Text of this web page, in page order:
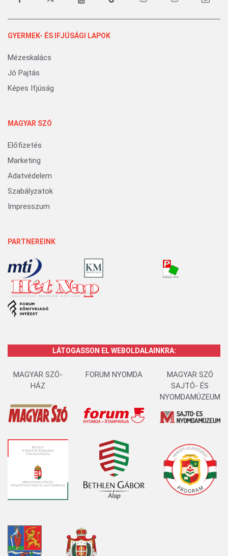
GYERMEK- ÉS IFJÚSÁGI LAPOK
Mézeskalács
Jó Pajtás
Képes Ifjúság
MAGYAR SZÓ
Előfizetés
Marketing
Adatvédelem
Szabályzatok
Impresszum
PARTNEREINK
LÁTOGASSON EL WEBOLDALAINKRA:
MAGYAR SZÓ-
HÁZ
FORUM NYOMDA
MAGYAR SZÓ
SAJTÓ- ÉS
NYOMDAMÚZEUM